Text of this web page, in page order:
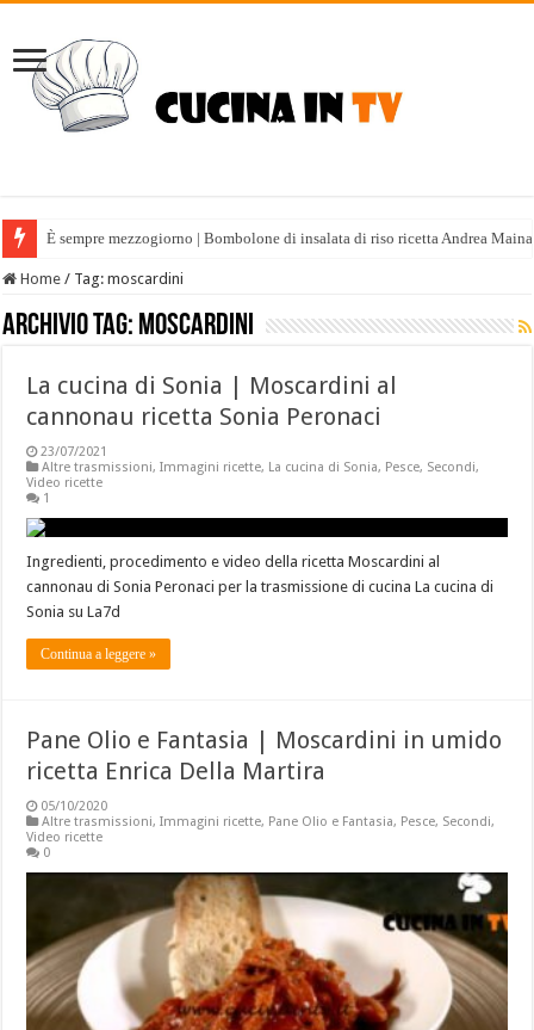
È sempre mezzogiorno | Bombolone di insalata di riso ricetta Andrea
Home / Tag:moscardini
Archivio tag: moscardini
La cucina di Sonia | Moscardini al
cannonau ricetta Sonia Peronaci
23/07/2021
Altre trasmissioni,Immagini ricette, La cucina di Sonia, Pesce, Secondi,
Video ricette
1
Ingredienti, procedimento e video della ricetta Moscardini al
cannonau di Sonia Peronaci per la trasmissione di cucina La cucina di
Sonia su La7d
Continua a leggere »
Pane Olio e Fantasia | Moscardini in umido
ricetta Enrica Della Martira
05/10/2020
Altre trasmissioni,Immagini ricette, Pane Olio e Fantasia, Pesce, Secondi,
Video ricette
0